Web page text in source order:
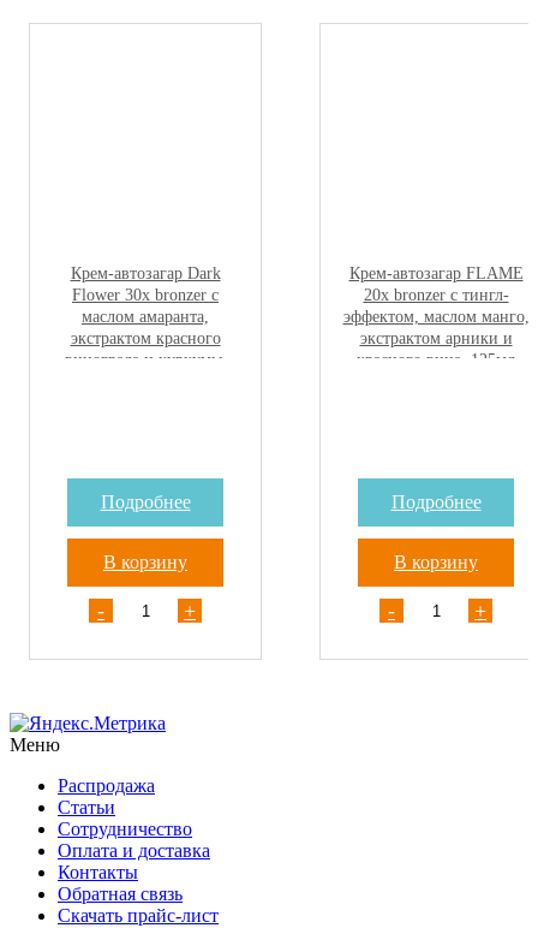
Крем-автозагар Dark
Flower 30х bronzer с
маслом амаранта,
экстрактом красного
винограда и куркумы,
Подробнее
В корзину
- +
Крем-автозагар FLAME
20х bronzer с тингл-
эффектом, маслом манго,
экстрактом арники и
красного вина, 125мл
Подробнее
В корзину
- +
Меню
Распродажа
Статьи
Сотрудничество
Оплата и доставка
Контакты
Обратная связь
Скачать прайс-лист